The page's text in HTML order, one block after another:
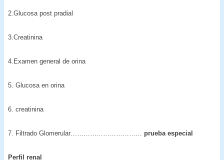
2.Glucosa post pradial
3.Creatinina
4.Examen general de orina
5. Glucosa en orina
6. creatinina
7. Filtrado Glomerular…………………………… prueba especial
Perfil renal